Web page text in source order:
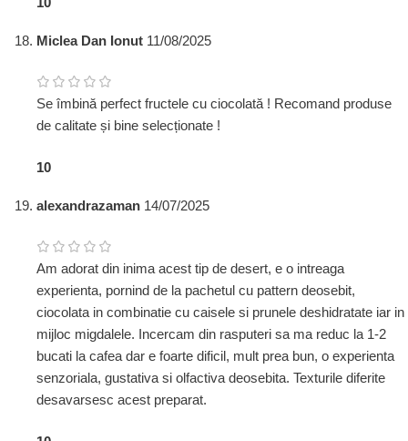
Miclea Dan Ionut 11/08/2025
Se îmbină perfect fructele cu ciocolată ! Recomand produse
de calitate și bine selecționate !
10
alexandrazaman 14/07/2025
Am adorat din inima acest tip de desert, e o intreaga
experienta, pornind de la pachetul cu pattern deosebit,
ciocolata in combinatie cu caisele si prunele deshidratate iar in
mijloc migdalele. Incercam din rasputeri sa ma reduc la 1-2
bucati la cafea dar e foarte dificil, mult prea bun, o experienta
senzoriala, gustativa si olfactiva deosebita. Texturile diferite
desavarsesc acest preparat.